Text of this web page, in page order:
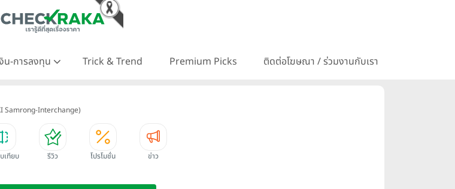
น-การลงทุน Trick & Trend Premium Picks ติดต่อโฆษณา / ร่วมงานกับเรา
Samrong-Interchange)
เทียบ รีวิว โปรโมชั่น ข่าว